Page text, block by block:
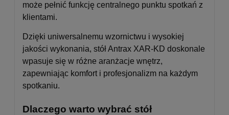
może pełnić funkcję centralnego punktu spotkań z
klientami.
Dzięki uniwersalnemu wzornictwu i wysokiej
jakości wykonania, stół Antrax XAR-KD doskonale
wpasuje się w różne aranżacje wnętrz,
zapewniając komfort i profesjonalizm na każdym
spotkaniu.
Dlaczego warto wybrać stół